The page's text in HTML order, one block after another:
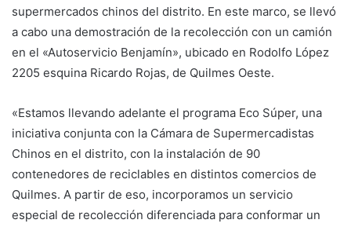
supermercados chinos del distrito. En este marco, se llevó
a cabo una demostración de la recolección con un camión
en el «Autoservicio Benjamín», ubicado en Rodolfo López
2205 esquina Ricardo Rojas, de Quilmes Oeste.
«Estamos llevando adelante el programa Eco Súper, una
iniciativa conjunta con la Cámara de Supermercadistas
Chinos en el distrito, con la instalación de 90
contenedores de reciclables en distintos comercios de
Quilmes. A partir de eso, incorporamos un servicio
especial de recolección diferenciada para conformar un